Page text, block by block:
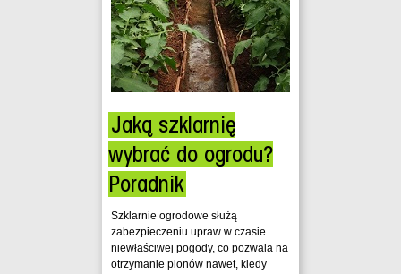
Jaką szklarnię
wybrać do ogrodu?
Poradnik
Szklarnie ogrodowe służą
zabezpieczeniu upraw w czasie
niewłaściwej pogody, co pozwala na
otrzymanie plonów nawet, kiedy